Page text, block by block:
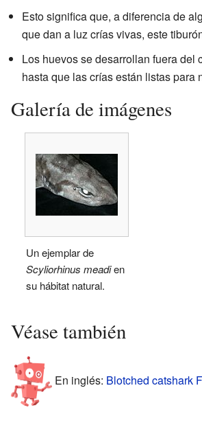
Esto significa que, a diferencia de
que dan a luz crías vivas, este
Los huevos se desarrollan fuera del
hasta que las crías están listas para
Galería de imágenes
Un ejemplar de
Scyliorhinus meadien
su hábitat natural.
Véase también
En inglés: Blotched catshark